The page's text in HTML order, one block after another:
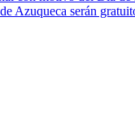
Azuqueca serán